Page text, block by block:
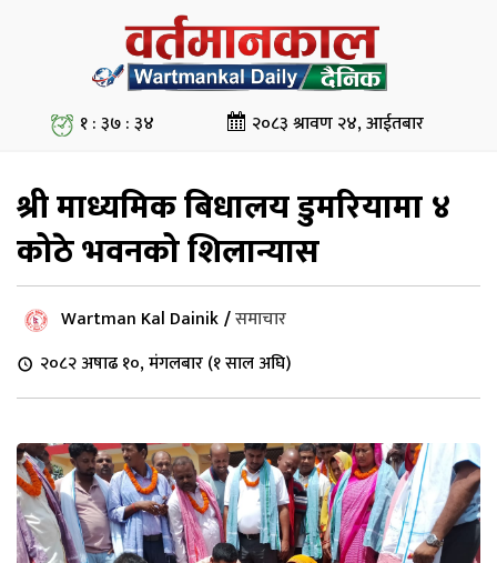
१ : ३७ : ३४ २०८३ श्रावण २४, आईतबार
श्री माध्यमिक बिधालय डुमरियामा ४
कोठे भवनको शिलान्यास
Wartman Kal Dainik/समाचार
२०८२ अषाढ १०, मंगलबार (१ साल अघि)